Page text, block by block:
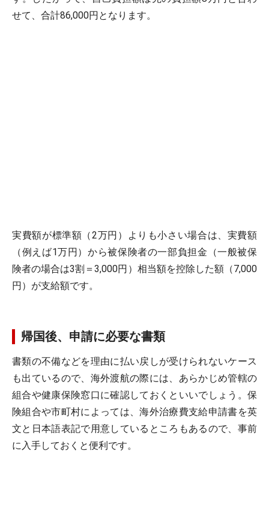
せて、合計86,000円となります。
実費額が標準額（2万円）よりも小さい場合は、実費額
（例えば1万円）から被保険者の一部負担金（一般被保
険者の場合は3割＝3,000円）相当額を控除した額（7,000
円）が支給額です。
帰国後、申請に必要な書類
書類の不備などを理由に払い戻しが受けられないケース
も出ているので、海外渡航の際には、あらかじめ管轄の
組合や健康保険窓口に確認しておくといいでしょう。保
険組合や市町村によっては、海外治療費支給申請書を英
文と日本語表記で用意しているところもあるので、事前
に入手しておくと便利です。